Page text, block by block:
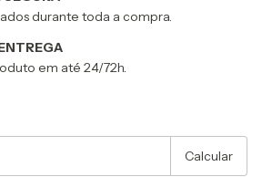
durante toda a compra.
em até 24/72h.
Calcular